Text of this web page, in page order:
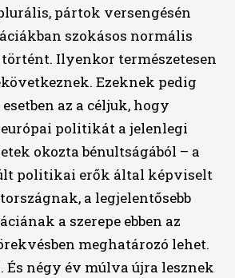
pártok versengésén
szokásos normális
Ilyenkor természetesen
Ezeknek pedig
az a céljuk, hogy
politikát a jelenlegi
okozta bénultságából – a
politikai erők által képviselt
a legjelentősebb
a szerepe ebben az
meghatározó lehet.
És négy év múlva újra lesznek